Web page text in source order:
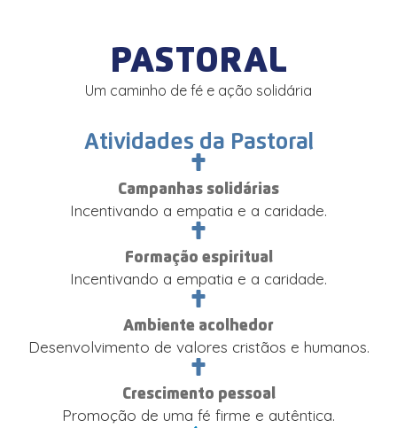
PASTORAL
Um caminho de fé e ação solidária
Atividades da Pastoral
Campanhas solidárias
Incentivando a empatia e a caridade.
Formação espiritual
Incentivando a empatia e a caridade.
Ambiente acolhedor
Desenvolvimento de valores cristãos e humanos.
Crescimento pessoal
Promoção de uma fé firme e autêntica.